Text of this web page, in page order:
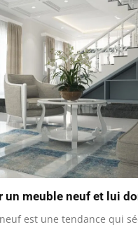
meuble neuf et lui
est une tendance qui